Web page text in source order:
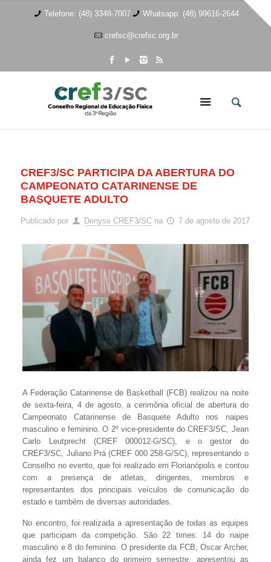
Telefone: (48) 3348-7007 Whatsapp: (48) 99616-2644
crefsc@crefsc.org.br
CREF3/SC PARTICIPA DA ABERTURA DO
CAMPEONATO CATARINENSE DE
BASQUETE ADULTO
Publicado por Denyse CREF3/SC na 7 de agosto de 2017
A Federação Catarinense de Basketball (FCB) realizou na noite
de sexta-feira, 4 de agosto, a cerimônia oficial de abertura do
Campeonato Catarinense de Basquete Adulto nos naipes
masculino e feminino. O 2º vice-presidente do CREF3/SC, Jean
Carlo Leutprecht (CREF 000012-G/SC), e o gestor do
CREF3/SC, Juliano Prá (CREF 000 258-G/SC), representando o
Conselho no evento, que foi realizado em Florianópolis e contou
com a presença de atletas, dirigentes, membros e
representantes dos principais veículos de comunicação do
estado e também de diversas autoridades.
No encontro, foi realizada a apresentação de todas as equipes
que participam da competição. São 22 times: 14 do naipe
masculino e 8 do feminino. O presidente da FCB, Oscar Archer,
ainda fez um balanço do primeiro semestre, apresentou as